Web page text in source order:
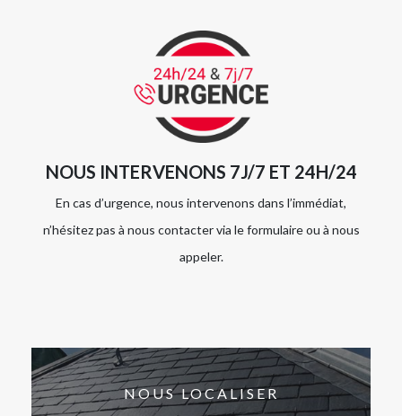
NOUS INTERVENONS 7J/7 ET 24H/24
En cas d’urgence, nous intervenons dans l’immédiat,
n’hésitez pas à nous contacter via le formulaire ou à nous
appeler.
NOUS LOCALISER